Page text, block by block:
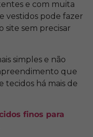
e com muita
vestidos pode fazer
site sem precisar
simples e não
que
tecidos há mais de
finos para